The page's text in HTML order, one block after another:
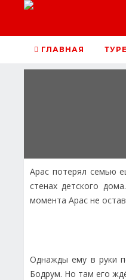
ГЛАВНАЯ
Арас потерял семью
стенах детского
момента Арас не
Однажды ему в руки
Бодрум. Но там его